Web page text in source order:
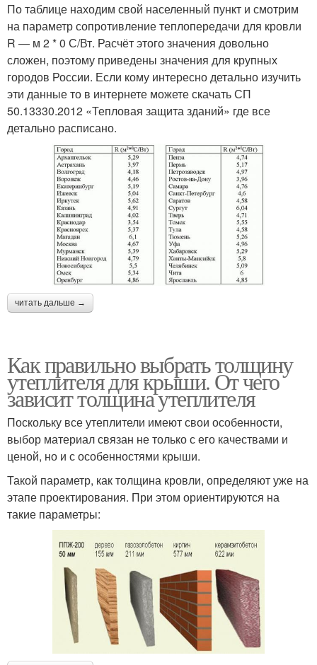
По таблице находим свой населенный пункт и смотрим
на параметр сопротивление теплопередачи для кровли
R — м 2 * 0 С/Вт. Расчёт этого значения довольно
сложен, поэтому приведены значения для крупных
городов России. Если кому интересно детально изучить
эти данные то в интернете можете скачать СП
50.13330.2012 «Тепловая защита зданий» где все
детально расписано.
читать дальше →
Как правильно выбрать толщину
утеплителя для крыши. От чего
зависит толщина утеплителя
Поскольку все утеплители имеют свои особенности,
выбор материал связан не только с его качествами и
ценой, но и с особенностями крыши.
Такой параметр, как толщина кровли, определяют уже на
этапе проектирования. При этом ориентируются на
такие параметры: